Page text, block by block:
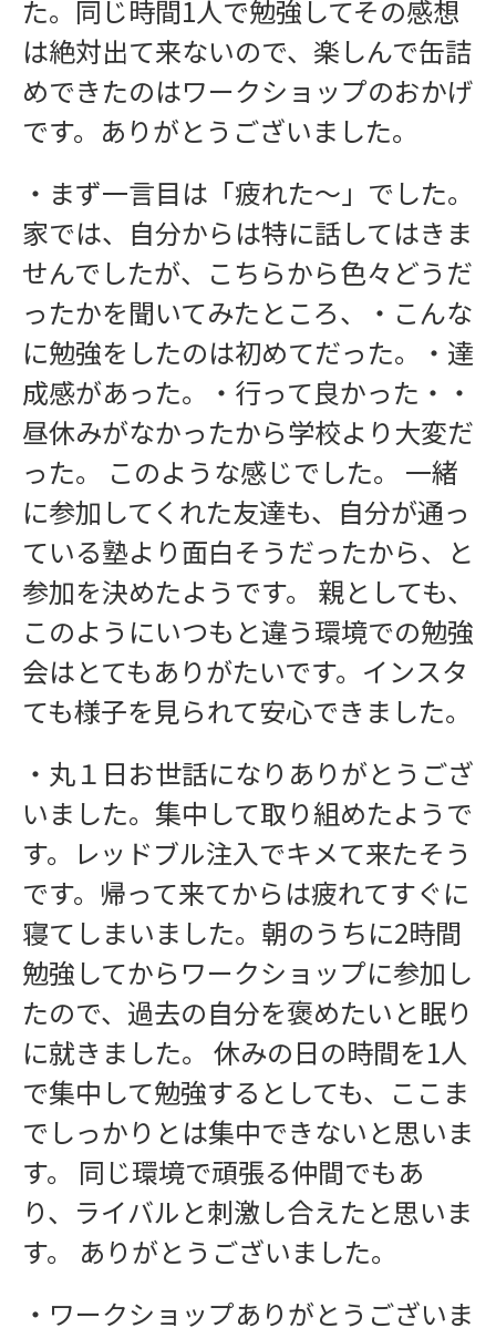
た。同じ時間1人で勉強してその感想
は絶対出て来ないので、楽しんで缶詰
めできたのはワークショップのおかげ
です。ありがとうございました。
・まず一言目は「疲れた〜」でした。
家では、自分からは特に話してはきま
せんでしたが、こちらから色々どうだ
ったかを聞いてみたところ、・こんな
に勉強をしたのは初めてだった。・達
成感があった。・行って良かった・・
昼休みがなかったから学校より大変だ
った。 このような感じでした。 一緒
に参加してくれた友達も、自分が通っ
ている塾より面白そうだったから、と
参加を決めたようです。 親としても、
このようにいつもと違う環境での勉強
会はとてもありがたいです。インスタ
ても様子を見られて安心できました。
・丸１日お世話になりありがとうござ
いました。集中して取り組めたようで
す。レッドブル注入でキメて来たそう
です。帰って来てからは疲れてすぐに
寝てしまいました。朝のうちに2時間
勉強してからワークショップに参加し
たので、過去の自分を褒めたいと眠り
に就きました。 休みの日の時間を1人
で集中して勉強するとしても、ここま
でしっかりとは集中できないと思いま
す。 同じ環境で頑張る仲間でもあ
り、ライバルと刺激し合えたと思いま
す。 ありがとうございました。
・ワークショップありがとうございま